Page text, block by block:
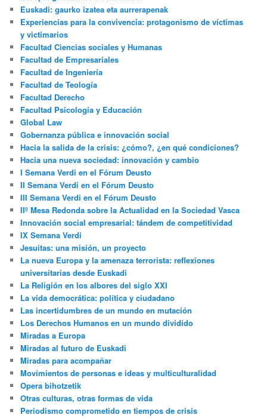
Euskadi: gaurko izatea eta aurrerapenak
Experiencias para la convivencia: protagonismo de víctimas
y victimarios
Facultad Ciencias sociales y Humanas
Facultad de Empresariales
Facultad de Ingeniería
Facultad de Teología
Facultad Derecho
Facultad Psicología y Educación
Global Law
Gobernanza pública e innovación social
Hacia la salida de la crisis: ¿cómo?, ¿en qué condiciones?
Hacia una nueva sociedad: innovación y cambio
I Semana Verdi en el Fórum Deusto
II Semana Verdi en el Fórum Deusto
III Semana Verdi en el Fórum Deusto
IIº Mesa Redonda sobre la Actualidad en la Sociedad Vasca
Innovación social empresarial: tándem de competitividad
IX Semana Verdi
Jesuitas: una misión, un proyecto
La nueva Europa y la amenaza terrorista: reflexiones
universitarias desde Euskadi
La Religión en los albores del siglo XXI
La vida democrática: política y ciudadano
Las incertidumbres de un mundo en mutación
Los Derechos Humanos en un mundo dividido
Miradas a Europa
Miradas al futuro de Euskadi
Miradas para acompañar
Movimientos de personas e ideas y multiculturalidad
Opera bihotzetik
Otras culturas, otras formas de vida
Periodismo comprometido en tiempos de crisis